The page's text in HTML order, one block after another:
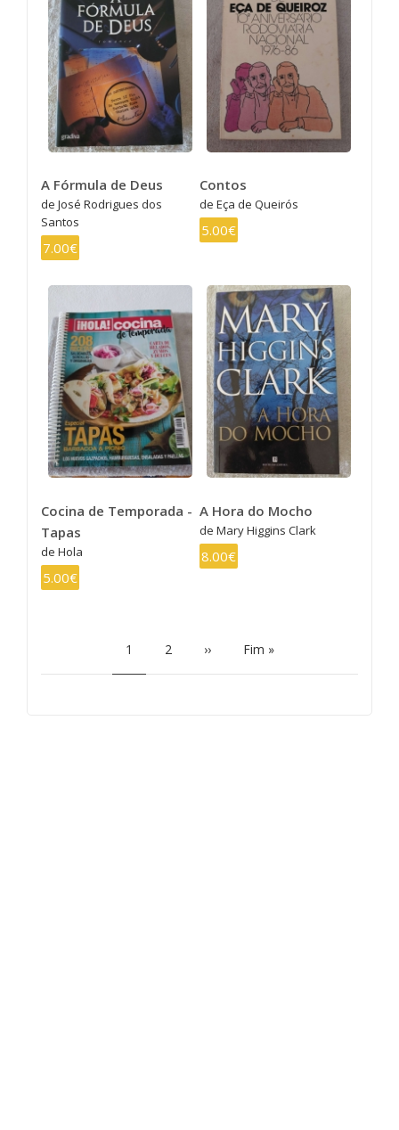
A Fórmula de Deus
de José Rodrigues dos
Santos
7.00€
Contos
de Eça de Queirós
5.00€
Cocina de Temporada -
Tapas
de Hola
5.00€
A Hora do Mocho
de Mary Higgins Clark
8.00€
Página
1 Page
2 Próxima
›› Última
Fim »